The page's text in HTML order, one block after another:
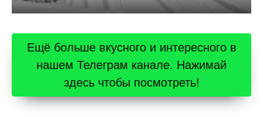
Ещё больше вкусного и интересного в
нашем Телеграм канале. Нажимай
здесь чтобы посмотреть!